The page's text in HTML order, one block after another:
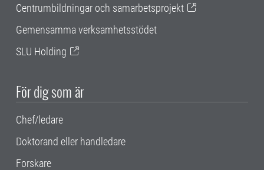
Centrumbildningar och samarbetsprojekt
Gemensamma verksamhetsstödet
SLU Holding
För dig som är
Chef/ledare
Doktorand eller handledare
Forskare